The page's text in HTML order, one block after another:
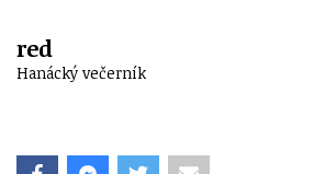
red
Hanácký večerník